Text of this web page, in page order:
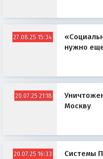
27.08.25 15:34
нужно
20.07.25 21:18
Москву
20.07.25 16:33
Системы